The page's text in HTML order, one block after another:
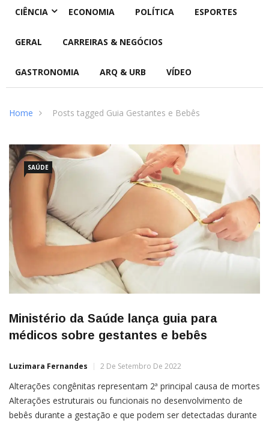
CIÊNCIA ECONOMIA POLÍTICA ESPORTES
GERAL CARREIRAS & NEGÓCIOS
GASTRONOMIA ARQ & URB VÍDEO
Home Posts tagged Guia Gestantes e Bebês
SAÚDE
Ministério da Saúde lança guia para
médicos sobre gestantes e bebês
Luzimara Fernandes 2 De Setembro De 2022
Alterações congênitas representam 2ª principal causa de mortes
Alterações estruturais ou funcionais no desenvolvimento de
bebês durante a gestação e que podem ser detectadas durante